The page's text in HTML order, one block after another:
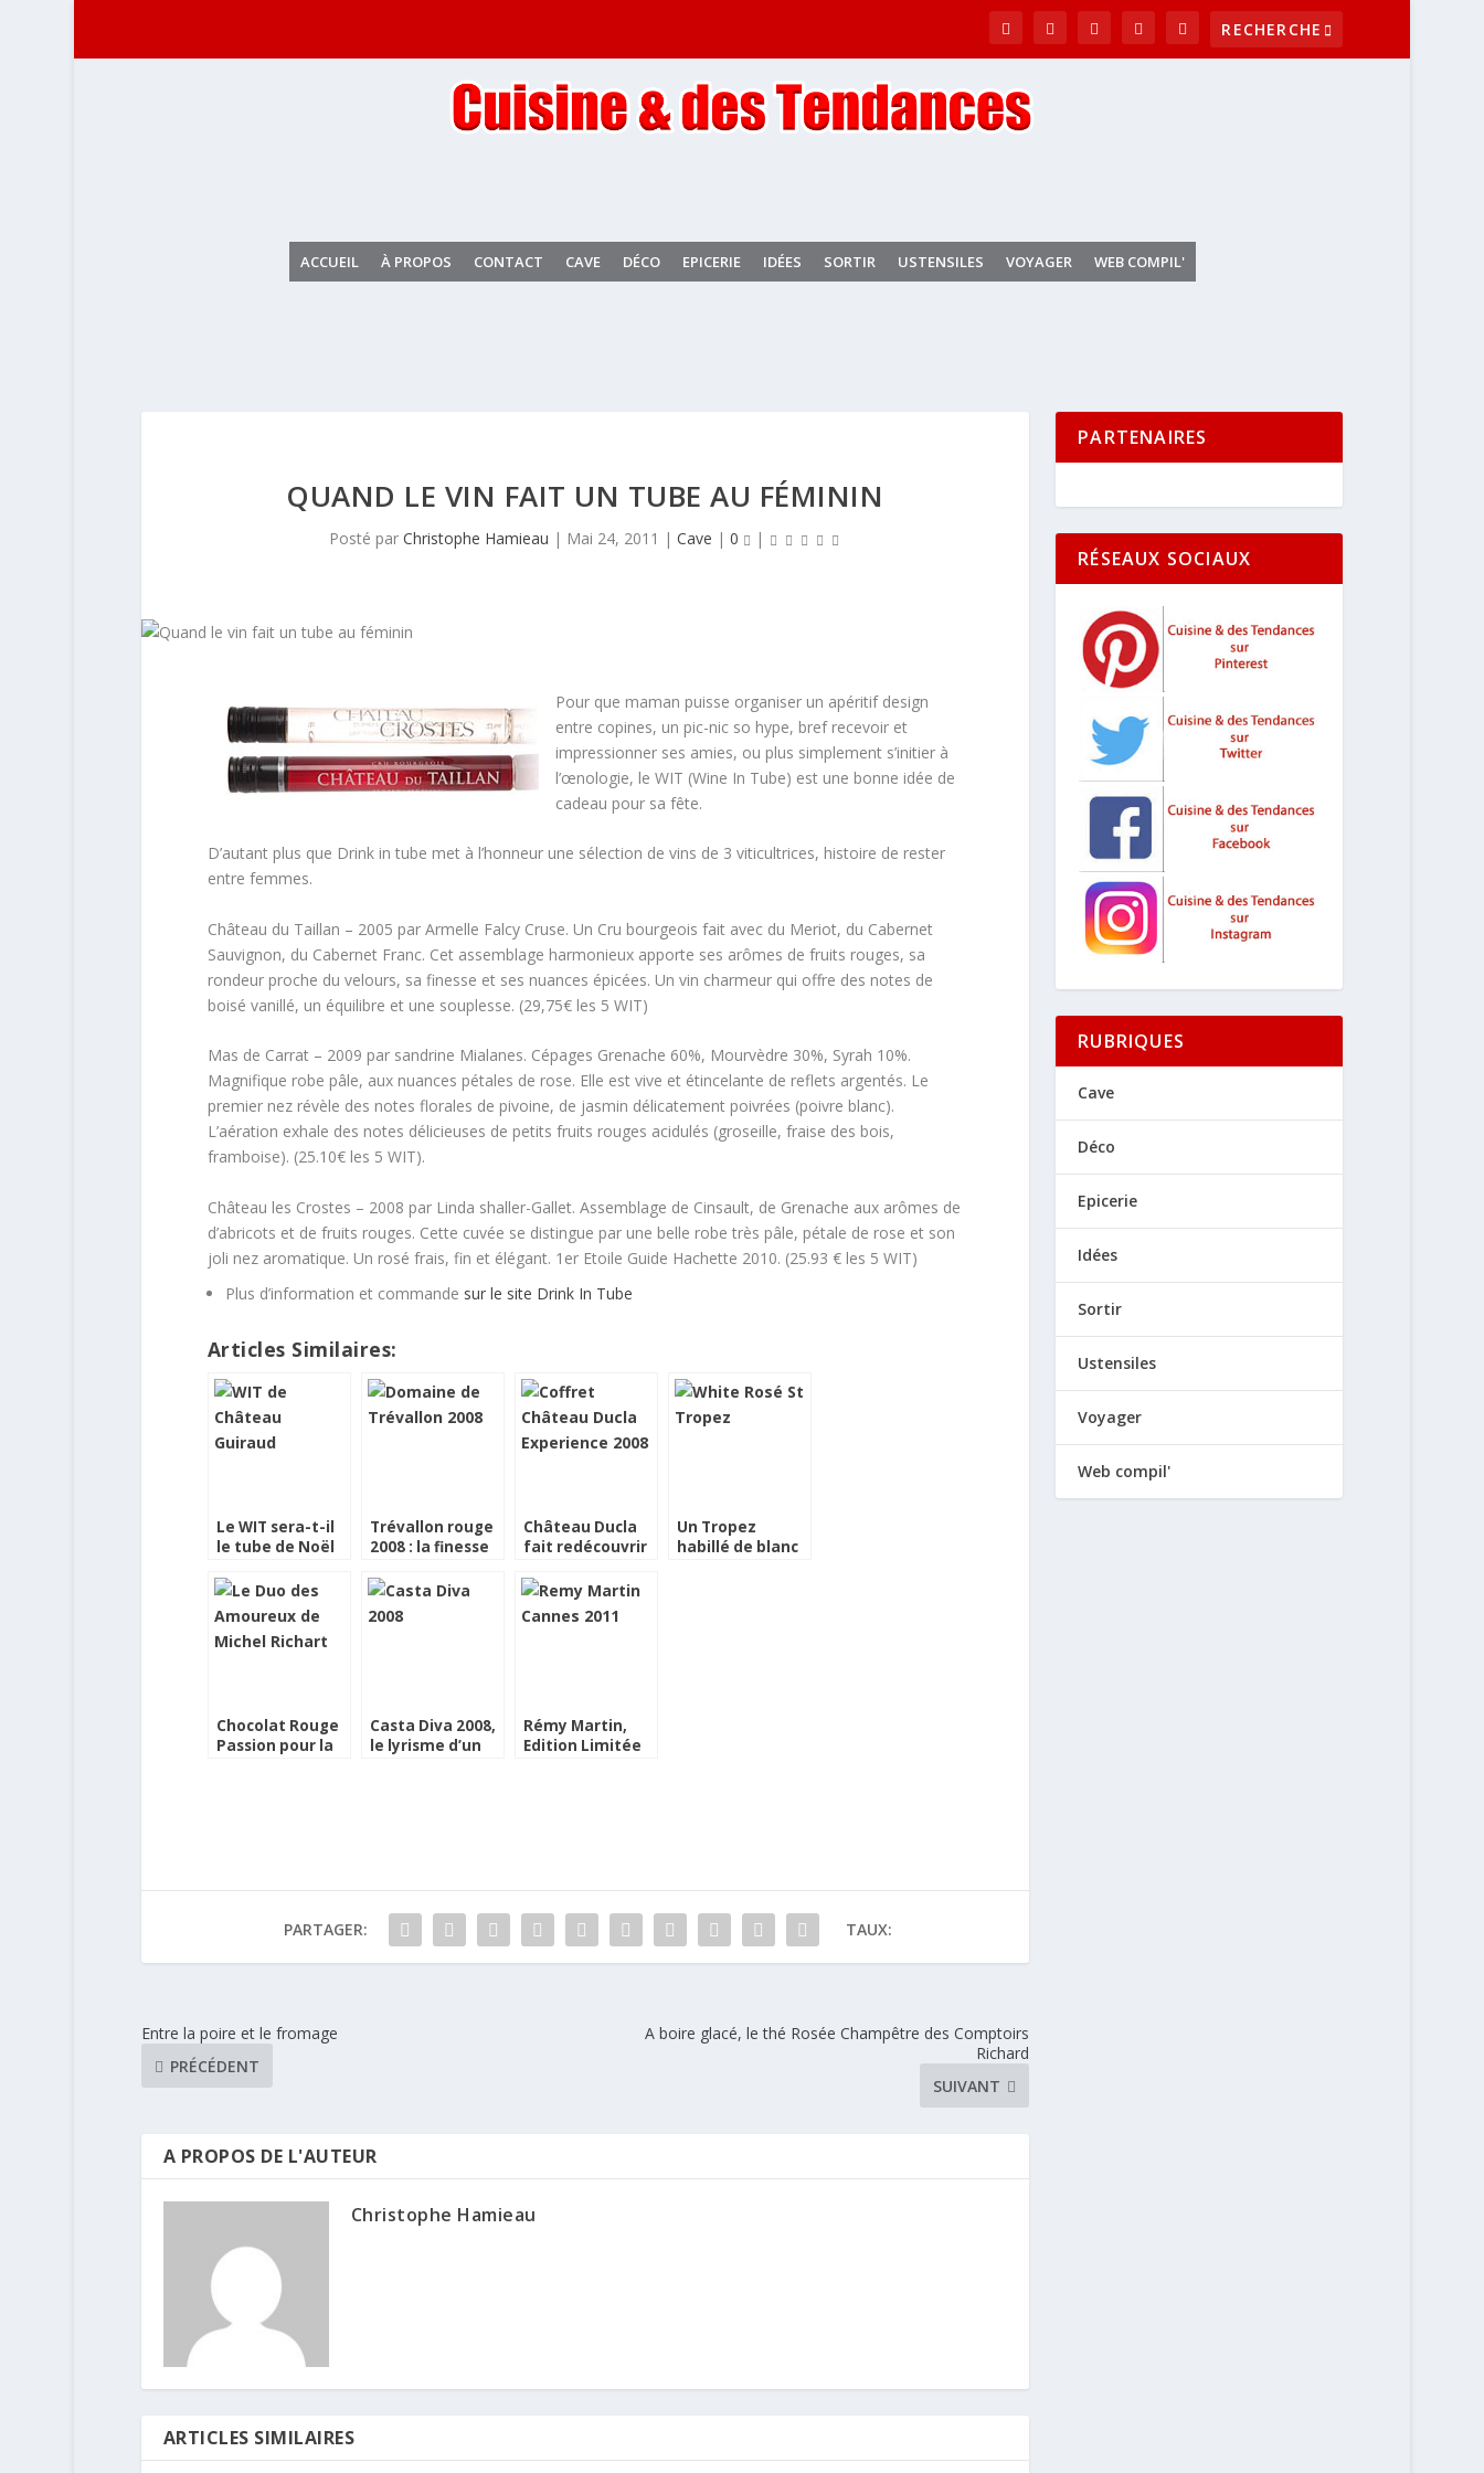
ACCUEIL À PROPOS CONTACT CAVE DÉCO EPICERIE IDÉES SORTIR USTENSILES VOYAGER WEB COMPIL'
QUAND LE VIN FAIT UN TUBE AU FÉMININ
Posté par Christophe Hamieau | Mai 24, 2011 | Cave | 0 |
Pour que maman puisse organiser un apéritif design
entre copines, un pic-nic so hype, bref recevoir et
impressionner ses amies, ou plus simplement s’initier à
l’œnologie, le WIT (Wine In Tube) est une bonne idée de
cadeau pour sa fête.
D’autant plus que Drink in tube met à l’honneur une sélection de vins de 3 viticultrices, histoire de rester
entre femmes.
Château du Taillan – 2005 par Armelle Falcy Cruse. Un Cru bourgeois fait avec du Meriot, du Cabernet
Sauvignon, du Cabernet Franc. Cet assemblage harmonieux apporte ses arômes de fruits rouges, sa
rondeur proche du velours, sa finesse et ses nuances épicées. Un vin charmeur qui offre des notes de
boisé vanillé, un équilibre et une souplesse. (29,75€ les 5 WIT)
Mas de Carrat – 2009 par sandrine Mialanes. Cépages Grenache 60%, Mourvèdre 30%, Syrah 10%.
Magnifique robe pâle, aux nuances pétales de rose. Elle est vive et étincelante de reflets argentés. Le
premier nez révèle des notes florales de pivoine, de jasmin délicatement poivrées (poivre blanc).
L’aération exhale des notes délicieuses de petits fruits rouges acidulés (groseille, fraise des bois,
framboise). (25.10€ les 5 WIT).
Château les Crostes – 2008 par Linda shaller-Gallet. Assemblage de Cinsault, de Grenache aux arômes de
d’abricots et de fruits rouges. Cette cuvée se distingue par une belle robe très pâle, pétale de rose et son
joli nez aromatique. Un rosé frais, fin et élégant. 1er Etoile Guide Hachette 2010. (25.93 € les 5 WIT)
Plus d’information et commande sur le site Drink In Tube
Articles Similaires:
Le WIT sera-t-il
le tube de Noël
Trévallon rouge
2008 : la finesse
Château Ducla
fait redécouvrir
hommage à Jimi
Hendrix
Un Tropez
habillé de blanc
Chocolat Rouge
Passion pour la
Casta Diva 2008,
le lyrisme d’un
Rémy Martin,
Edition Limitée
PARTAGER: TAUX:
Entre la poire et le fromage
PRÉCÉDENT
A boire glacé, le thé Rosée Champêtre des Comptoirs
Richard
SUIVANT
A PROPOS DE L'AUTEUR
Christophe Hamieau
ARTICLES SIMILAIRES
PARTENAIRES
RÉSEAUX SOCIAUX
RUBRIQUES
Cave
Déco
Epicerie
Idées
Sortir
Ustensiles
Voyager
Web compil'